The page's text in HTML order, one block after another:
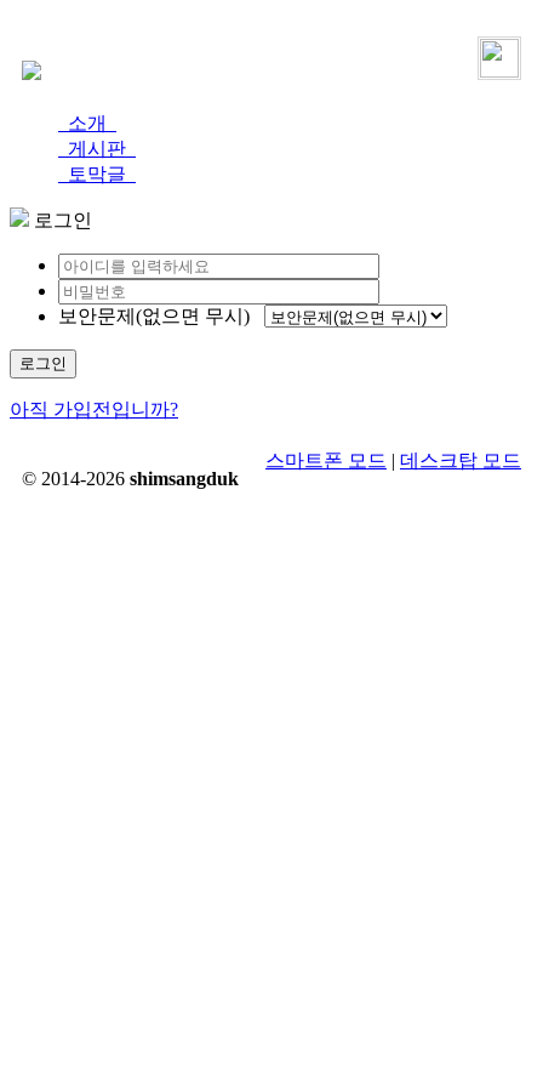
소개
게시판
토막글
로그인
보안문제(없으면 무시)
로그인
아직 가입전입니까?
© 2014-2026 shimsangduk
스마트폰 모드 | 데스크탑 모드